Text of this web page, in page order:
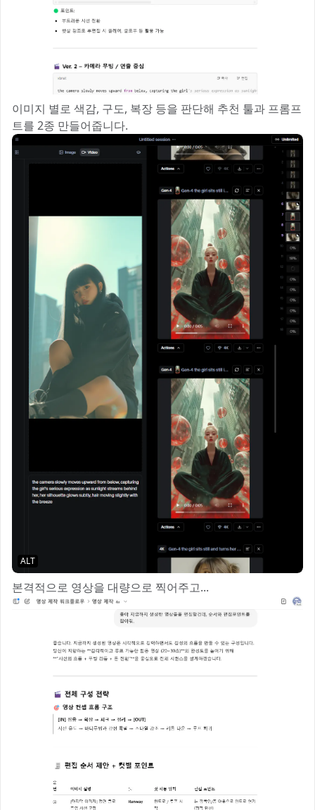
이미지 별로 색감, 구도, 복장 등을 판단해 추천 툴과 프롬프
트를 2종 만들어줍니다.
ALT
본격적으로 영상을 대량으로 찍어주고...